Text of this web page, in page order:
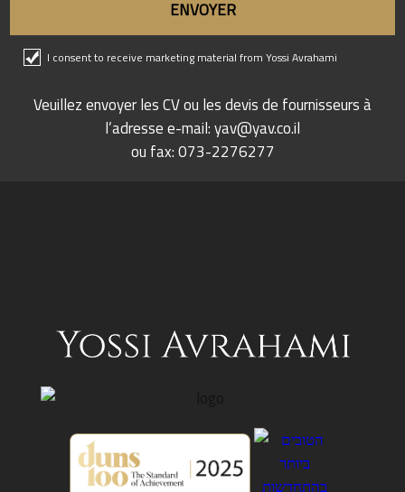
I consent to receive marketing material from Yossi Avrahami
Veuillez envoyer les CV ou les devis de fournisseurs à
l’adresse e-mail:yav@yav.co.il
ou fax: 073-2276277